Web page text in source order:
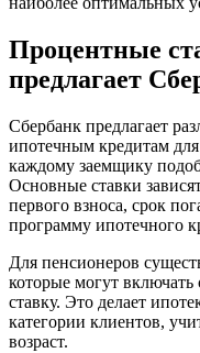
Процентные
предлагает
Сбербанк предлагает
ипотечным кредитам
каждому заемщику
Основные ставки
первого взноса, срок
программу ипотечного
Для пенсионеров
которые могут
ставку. Это делает
категории клиентов,
возраст.